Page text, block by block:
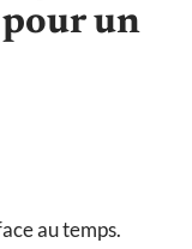
un
au temps.